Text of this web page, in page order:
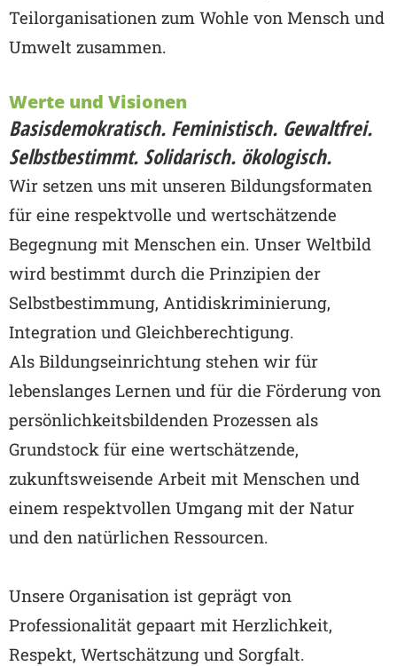
Teilorganisationen zum Wohle von Mensch und
Umwelt zusammen.
Werte und Visionen
Basisdemokratisch. Feministisch. Gewaltfrei.
Selbstbestimmt. Solidarisch. ökologisch.
Wir setzen uns mit unseren Bildungsformaten
für eine respektvolle und wertschätzende
Begegnung mit Menschen ein. Unser Weltbild
wird bestimmt durch die Prinzipien der
Selbstbestimmung, Antidiskriminierung,
Integration und Gleichberechtigung.
Als Bildungseinrichtung stehen wir für
lebenslanges Lernen und für die Förderung von
persönlichkeitsbildenden Prozessen als
Grundstock für eine wertschätzende,
zukunftsweisende Arbeit mit Menschen und
einem respektvollen Umgang mit der Natur
und den natürlichen Ressourcen.
Unsere Organisation ist geprägt von
Professionalität gepaart mit Herzlichkeit,
Respekt, Wertschätzung und Sorgfalt.